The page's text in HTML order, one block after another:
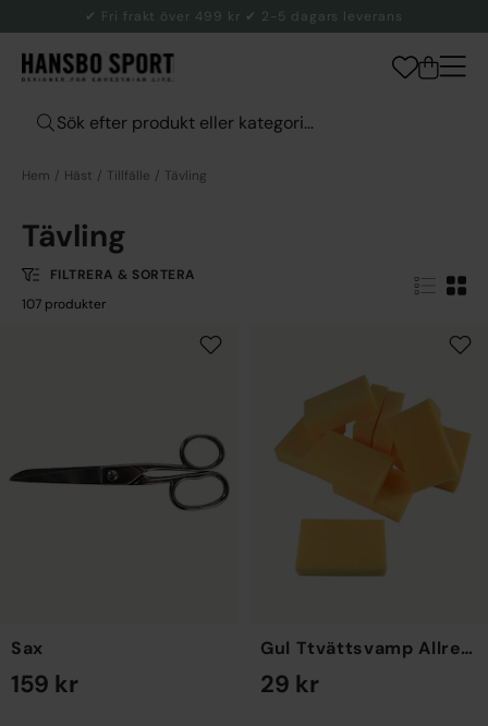
✔ Fri frakt över 499 kr ✔ 2-5 dagars leverans
Hem Häst Tillfälle Tävling
Tävling
FILTRERA & SORTERA
107 produkter
Sax
159 kr
Gul Ttvättsvamp Allrengöring
29 kr